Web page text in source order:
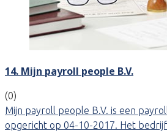
14. Mijn payroll people B.V.
(0)
Mijn payroll people B.V. is een
opgericht op 04-10-2017. Het